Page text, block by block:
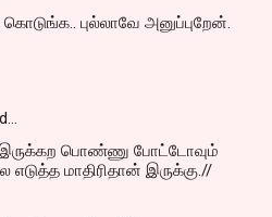
கொடுங்க.. புல்லாவே அனுப்புறேன்.
பொண்ணு போட்டோவும்
மாதிரிதான் இருக்கு.//